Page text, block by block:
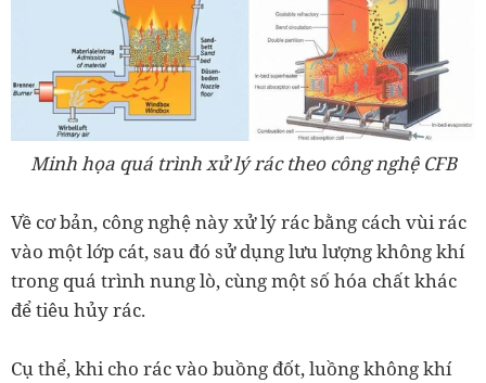
Minh họa quá trình xử lý rác theo công nghệ CFB
Về cơ bản, công nghệ này xử lý rác bằng cách vùi rác
vào một lớp cát, sau đó sử dụng lưu lượng không khí
trong quá trình nung lò, cùng một số hóa chất khác
để tiêu hủy rác.
Cụ thể, khi cho rác vào buồng đốt, luồng không khí